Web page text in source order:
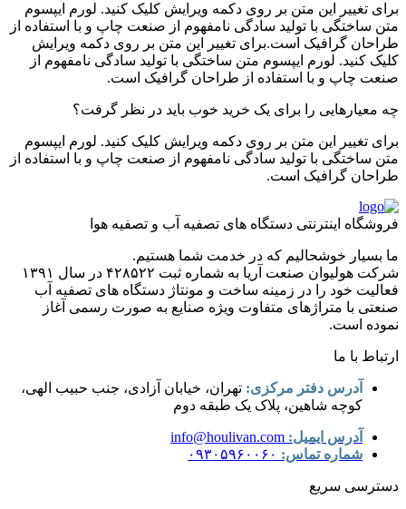
برای تغییر این متن بر روی دکمه ویرایش کلیک کنید. لورم ایپسوم
متن ساختگی با تولید سادگی نامفهوم از صنعت چاپ و با استفاده از
طراحان گرافیک است.برای تغییر این متن بر روی دکمه ویرایش
کلیک کنید. لورم ایپسوم متن ساختگی با تولید سادگی نامفهوم از
صنعت چاپ و با استفاده از طراحان گرافیک است.
چه معیارهایی را برای یک خرید خوب باید در نظر گرفت؟
برای تغییر این متن بر روی دکمه ویرایش کلیک کنید. لورم ایپسوم
متن ساختگی با تولید سادگی نامفهوم از صنعت چاپ و با استفاده از
طراحان گرافیک است.
فروشگاه اینترنتی دستگاه های تصفیه آب و تصفیه هوا
ما بسیار خوشحالیم که در خدمت شما هستیم.
شرکت هولیوان صنعت آریا به شماره ثبت ۴۲۸۵۲۲ در سال ۱۳۹۱
فعالیت خود را در زمینه ساخت و مونتاژ دستگاه های تصفیه آب
صنعتی با متراژهای متفاوت ویژه صنایع به صورت رسمی آغاز
نموده است.
ارتباط با ما
آدرس دفتر مرکزی: تهران، خیابان آزادی، جنب حبیب الهی،
کوچه شاهین، پلاک یک طبقه دوم
آدرس ایمیل: info@houlivan.com
شماره تماس: ۰۹۳۰۵۹۶۰۰۶۰
دسترسی سریع